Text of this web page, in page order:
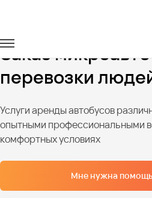
Заказ
перевозки
Услуги аренды автобусов
опытными профессиональными
комфортных условиях
Мне нужна